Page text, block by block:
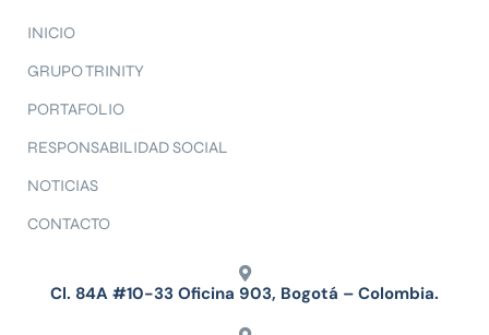
INICIO
GRUPO TRINITY
PORTAFOLIO
RESPONSABILIDAD SOCIAL
NOTICIAS
CONTACTO
Cl. 84A #10-33 Oficina 903, Bogotá – Colombia.